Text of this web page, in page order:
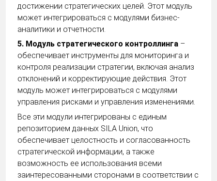
достижении стратегических целей. Этот модуль
может интегрироваться с модулями бизнес-
аналитики и отчетности.
5. Модуль стратегического контроллинга –
обеспечивает инструменты для мониторинга и
контроля реализации стратегии, включая анализ
отклонений и корректирующие действия. Этот
модуль может интегрироваться с модулями
управления рисками и управления изменениями.
Все эти модули интегрированы с единым
репозиторием данных SILA Union, что
обеспечивает целостность и согласованность
стратегической информации, а также
возможность ее использования всеми
заинтересованными сторонами в соответствии с